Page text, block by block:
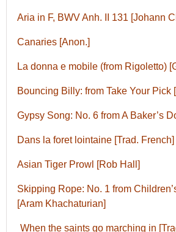
Aria in F, BWV Anh. II 131 [Johann
Canaries [Anon.]
La donna e mobile (from Rigoletto)
Bouncing Billy: from Take Your Pick
Gypsy Song: No. 6 from A Baker’s
Dans la foret lointaine [Trad. French]
Asian Tiger Prowl [Rob Hall]
Skipping Rope: No. 1 from
[Aram Khachaturian]
When the saints go marching in